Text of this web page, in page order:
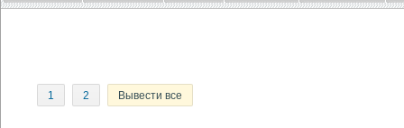
1 2 Вывести все